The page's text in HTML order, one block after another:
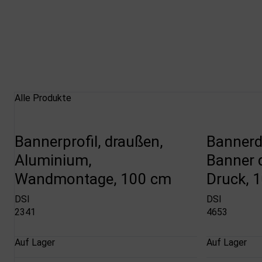
Alle Produkte
Bannerprofil, draußen,
Aluminium,
Wandmontage, 100 cm
DSI
2341
Auf Lager
Banner
Druck,
DSI
4653
Auf Lager